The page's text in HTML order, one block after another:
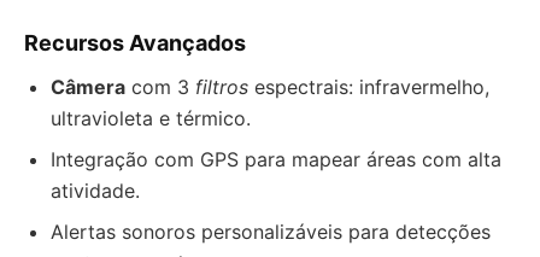
Recursos Avançados
Câmera com 3 filtros espectrais: infravermelho,
ultravioleta e térmico.
Integração com GPS para mapear áreas com alta
atividade.
Alertas sonoros personalizáveis para detecções